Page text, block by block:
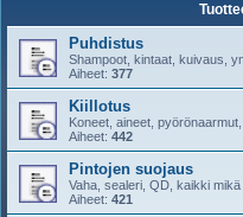
Puhdistus
Shampoot, kintaat, kuivaus,
Aiheet: 377
Kiillotus
Koneet, aineet, pyörönaarmut,
Aiheet: 442
Pintojen suojaus
Vaha, sealeri, QD, kaikki mikä
Aiheet: 421